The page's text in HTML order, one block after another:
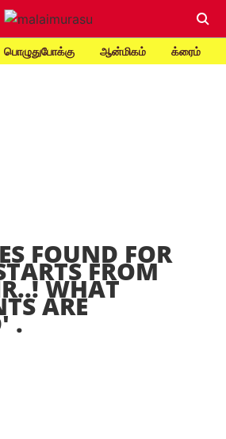
பொழுதுபோக்கு ஆன்மிகம் க்ரைம்
FOUND FOR
FROM
WHAT
ARE
' .